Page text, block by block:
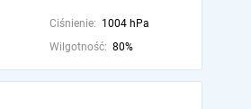
Ciśnienie: 1004 hPa
Wilgotność: 80%